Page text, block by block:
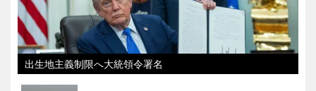
出生地主義制限へ大統領令署名